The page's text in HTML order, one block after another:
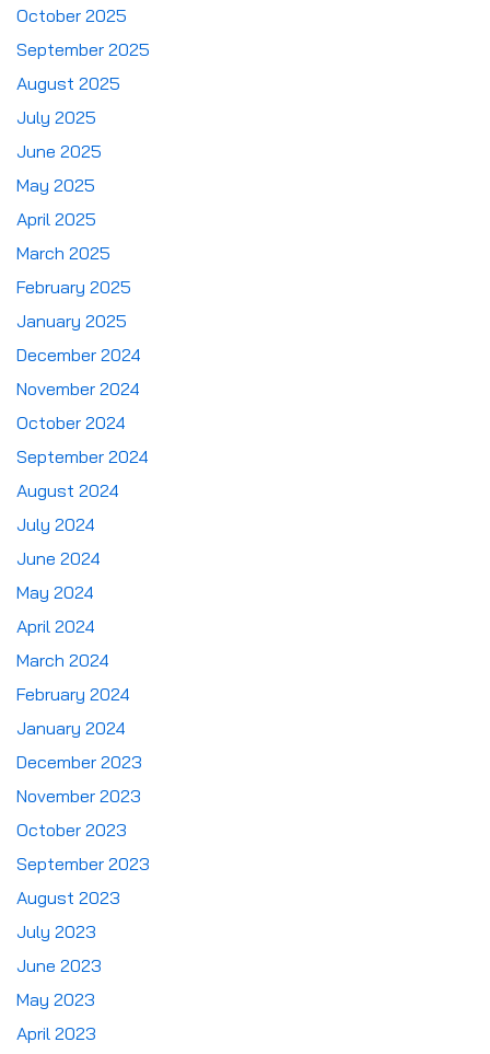
October 2025
September 2025
August 2025
July 2025
June 2025
May 2025
April 2025
March 2025
February 2025
January 2025
December 2024
November 2024
October 2024
September 2024
August 2024
July 2024
June 2024
May 2024
April 2024
March 2024
February 2024
January 2024
December 2023
November 2023
October 2023
September 2023
August 2023
July 2023
June 2023
May 2023
April 2023